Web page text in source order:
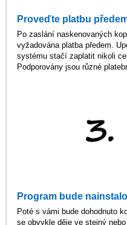
Proveďte platbu
Po zaslání naskenovaných
vyžadována platba předem.
systému stačí zaplatit nikoli
Podporovány jsou různé
Program bude
Poté s vámi bude dohodnuto
se obvykle děje ve stejný